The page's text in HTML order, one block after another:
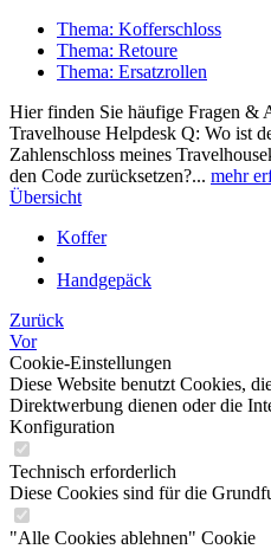
Thema: Kofferschloss
Thema: Retoure
Thema: Ersatzrollen
Hier finden Sie häufige Fragen &
Travelhouse Helpdesk Q: Wo ist
Zahlenschloss meines
den Code zurücksetzen?... mehr
Übersicht
Koffer
Handgepäck
Zurück
Vor
Cookie-Einstellungen
Diese Website benutzt Cookies,
Direktwerbung dienen oder die
Konfiguration
Technisch erforderlich
Diese Cookies sind für die
"Alle Cookies ablehnen" Cookie